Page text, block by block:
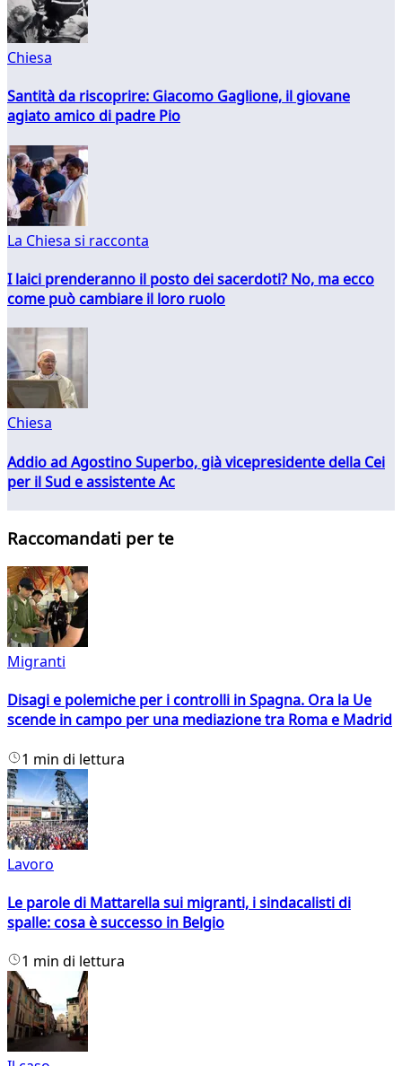
Chiesa
Santità da riscoprire: Giacomo Gaglione, il giovane
agiato amico di padre Pio
La Chiesa si racconta
I laici prenderanno il posto dei sacerdoti? No, ma ecco
come può cambiare il loro ruolo
Chiesa
Addio ad Agostino Superbo, già vicepresidente della Cei
per il Sud e assistente Ac
Raccomandati per te
Migranti
Disagi e polemiche per i controlli in Spagna. Ora la Ue
scende in campo per una mediazione tra Roma e Madrid
1 min di lettura
Lavoro
Le parole di Mattarella sui migranti, i sindacalisti di
spalle: cosa è successo in Belgio
1 min di lettura